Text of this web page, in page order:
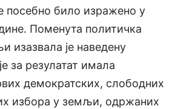
посебно било изражено у
Поменута политичка
изазвала је наведену
за резулатат имала
демократских, слободних
избора у земљи, одржаних